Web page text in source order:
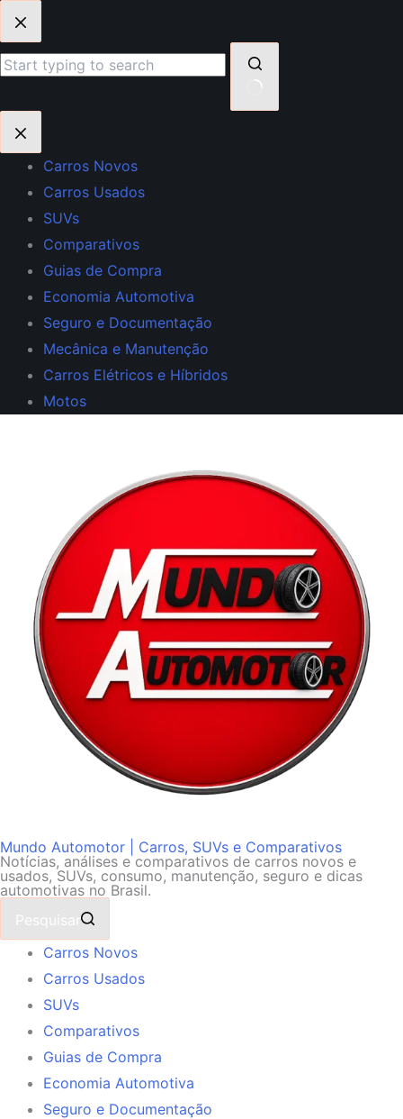
para
o
resultados
Carros Novos
Carros Usados
SUVs
Comparativos
Guias de Compra
Economia Automotiva
Seguro e Documentação
Mecânica e Manutenção
Carros Elétricos e Híbridos
Motos
Mundo Automotor | Carros, SUVs e Comparativos
Notícias, análises e comparativos de carros novos e
usados, SUVs, consumo, manutenção, seguro e dicas
automotivas no Brasil.
Pesquisar
Carros Novos
Carros Usados
SUVs
Comparativos
Guias de Compra
Economia Automotiva
Seguro e Documentação